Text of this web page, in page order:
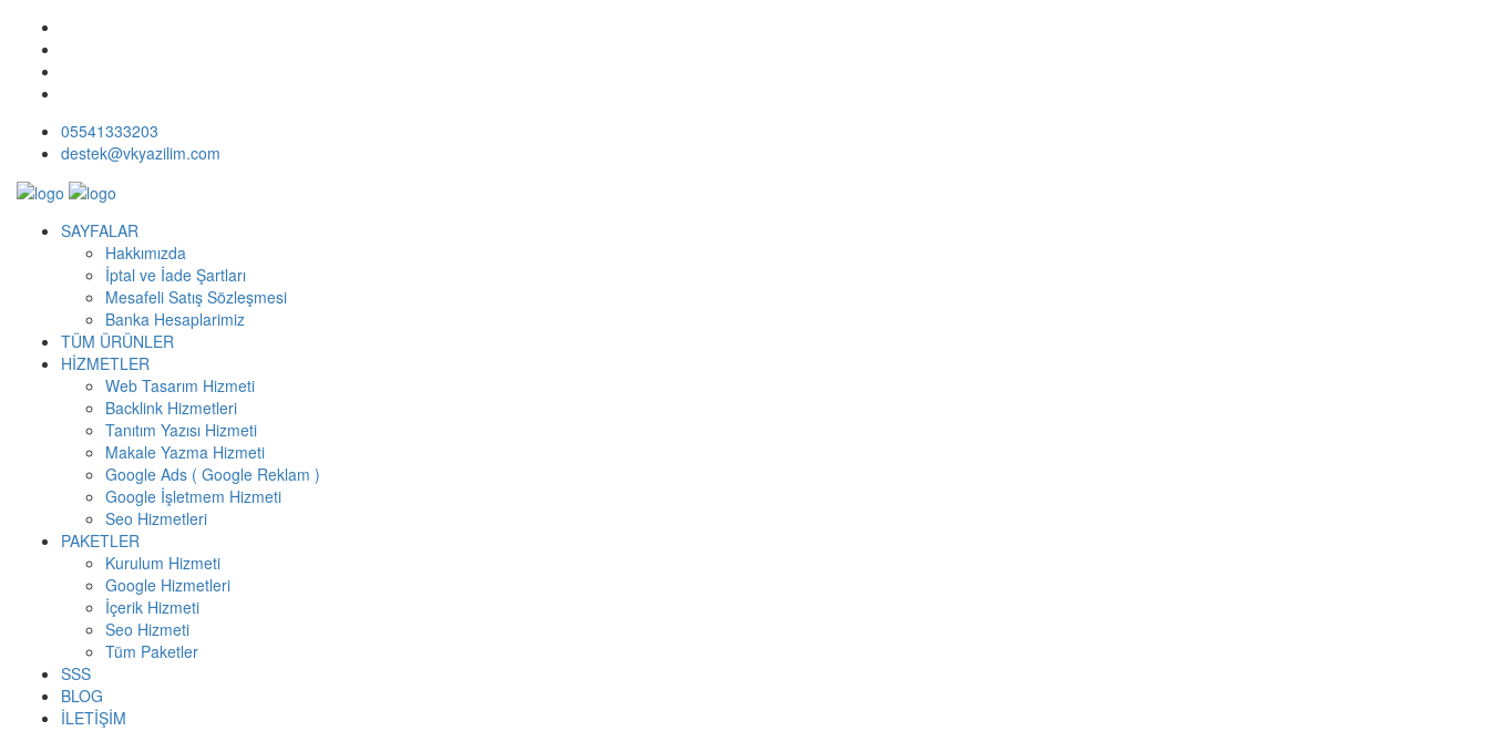
05541333203
destek@vkyazilim.com
SAYFALAR
Hakkımızda
İptal ve İade Şartları
Mesafeli Satış Sözleşmesi
Banka Hesaplarimiz
TÜM ÜRÜNLER
HİZMETLER
Web Tasarım Hizmeti
Backlink Hizmetleri
Tanıtım Yazısı Hizmeti
Makale Yazma Hizmeti
Google Ads ( Google Reklam )
Google İşletmem Hizmeti
Seo Hizmetleri
PAKETLER
Kurulum Hizmeti
Google Hizmetleri
İçerik Hizmeti
Seo Hizmeti
Tüm Paketler
SSS
BLOG
İLETİŞİM